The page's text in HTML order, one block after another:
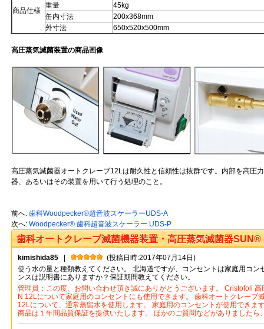
商品仕様
重量
45kg
缶内寸法
200x368mm
外寸法
650x520x500mm
高圧蒸気滅菌装置の商品画像
高圧蒸気滅菌器オートクレーブ12Lは耐久性と信頼性は抜群です。内部を高圧
器、あるいはその装置を用いて行う処理のこと。
前へ: 歯科Woodpecker®超音波スケーラーUDS-A
次へ: Woodpecker® 歯科超音波スケーラー UDS-P
歯科オートクレーブ滅菌機器装置・高圧蒸気滅菌器SUN®
ー Athenadentallab評判
kimishida85
(投稿日時:2017年07月14日)
使う水の量と種類教えてください。 北海道ですが、コンセントは家庭用コ
ンスは説明書にありますか？保証期間教えてください。
管理員： この度、お問い合わせ頂き誠にありがとうございます。 Cristofoli
N 12Lについて家庭用のコンセントにも使用できます。 歯科オートクレーブ
12Lについて、通常蒸留水を使用します。 家庭用のコンセントが使用できま
商品は１年間品質保証を提供いたします。 ほかのご質問などがありましたら